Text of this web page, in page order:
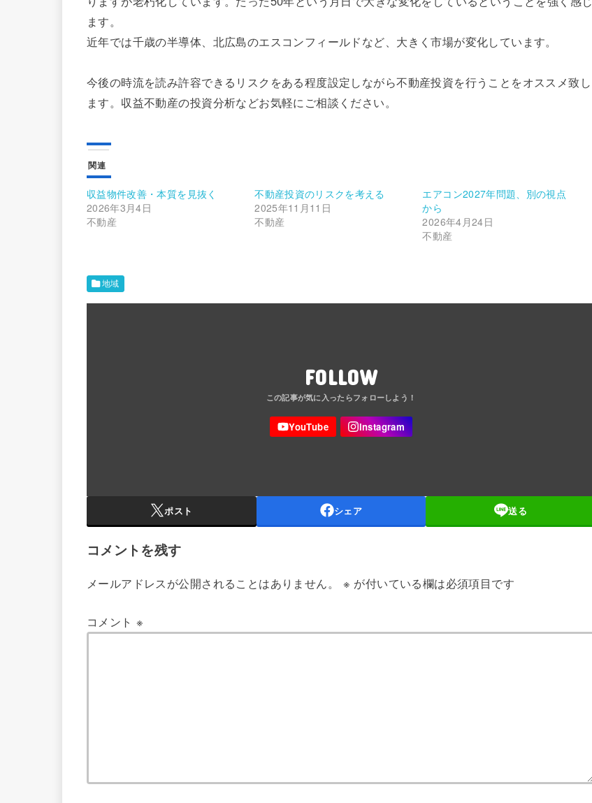
ます。
近年では千歳の半導体、北広島のエスコンフィールドなど、大きく市場が変化しています。
今後の時流を読み許容できるリスクをある程度設定しながら不動産投資を行うことをオススメ致し
ます。収益不動産の投資分析などお気軽にご相談ください。
関連
収益物件改善・本質を見抜く
2026年3月4日
不動産
不動産投資のリスクを考える
2025年11月11日
不動産
エアコン2027年問題、別の視点
から
2026年4月24日
不動産
地域
FOLLOW
ポスト シェア 送る
コメントを残す
メールアドレスが公開されることはありません。 ※ が付いている欄は必須項目です
コメント※